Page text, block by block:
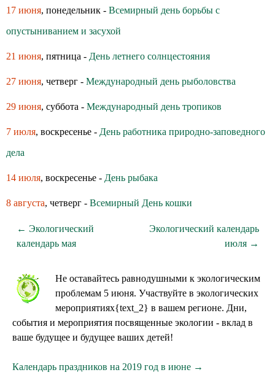
17 июня, понедельник - Всемирный день борьбы с
опустыниванием и засухой
21 июня, пятница - День летнего солнцестояния
27 июня, четверг - Международный день рыболовства
29 июня, суббота - Международный день тропиков
7 июля, воскресенье - День работника природно-заповедного
дела
14 июля, воскресенье - День рыбака
8 августа, четверг - Всемирный День кошки
← Экологический
календарь мая
Экологический календарь
июля →
Не оставайтесь равнодушными к экологическим
проблемам 5 июня. Участвуйте в экологических
мероприятиях{text_2} в вашем регионе. Дни,
события и мероприятия посвященные экологии - вклад в
ваше будущее и будущее ваших детей!
Календарь праздников на 2019 год в июне →